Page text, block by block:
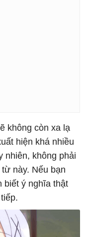
không còn xa lạ
hiện khá nhiều
nhiên, không phải
này. Nếu bạn
biết ý nghĩa thật